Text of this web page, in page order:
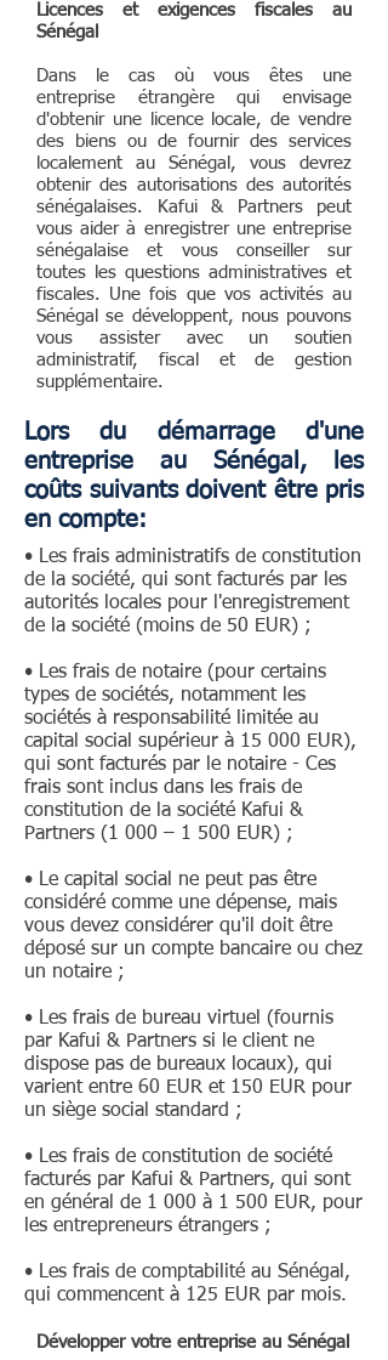
Licences et exigences fiscales au
Sénégal
Dans le cas où vous êtes une
entreprise étrangère qui envisage
d'obtenir une licence locale, de vendre
des biens ou de fournir des services
localement au Sénégal, vous devrez
obtenir des autorisations des autorités
sénégalaises. Kafui & Partners peut
vous aider à enregistrer une entreprise
sénégalaise et vous conseiller sur
toutes les questions administratives et
fiscales. Une fois que vos activités au
Sénégal se développent, nous pouvons
vous assister avec un soutien
administratif, fiscal et de gestion
supplémentaire.
Lors du démarrage d'une
entreprise au Sénégal, les
coûts suivants doivent être pris
en compte:
• Les frais administratifs de constitution
de la société, qui sont facturés par les
autorités locales pour l'enregistrement
de la société (moins de 50 EUR) ;
• Les frais de notaire (pour certains
types de sociétés, notamment les
sociétés à responsabilité limitée au
capital social supérieur à 15 000 EUR),
qui sont facturés par le notaire - Ces
frais sont inclus dans les frais de
constitution de la société Kafui &
Partners (1 000 – 1 500 EUR) ;
• Le capital social ne peut pas être
considéré comme une dépense, mais
vous devez considérer qu'il doit être
déposé sur un compte bancaire ou chez
un notaire ;
• Les frais de bureau virtuel (fournis
par Kafui & Partners si le client ne
dispose pas de bureaux locaux), qui
varient entre 60 EUR et 150 EUR pour
un siège social standard ;
• Les frais de constitution de société
facturés par Kafui & Partners, qui sont
en général de 1 000 à 1 500 EUR, pour
les entrepreneurs étrangers ;
• Les frais de comptabilité au Sénégal,
qui commencent à 125 EUR par mois.
Développer votre entreprise au Sénégal